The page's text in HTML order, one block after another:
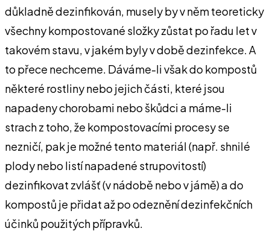
důkladně dezinfikován, musely by v něm teoreticky
všechny kompostované složky zůstat po řadu let v
takovém stavu, v jakém byly v době dezinfekce. A
to přece nechceme. Dáváme-li však do kompostů
některé rostliny nebo jejich části, které jsou
napadeny chorobami nebo škůdci a máme-li
strach z toho, že kompostovacími procesy se
nezničí, pak je možné tento materiál (např. shnilé
plody nebo listí napadené strupovitostí)
dezinfikovat zvlášť (v nádobě nebo v jámě) a do
kompostů je přidat až po odeznění dezinfekčních
účinků použitých přípravků.